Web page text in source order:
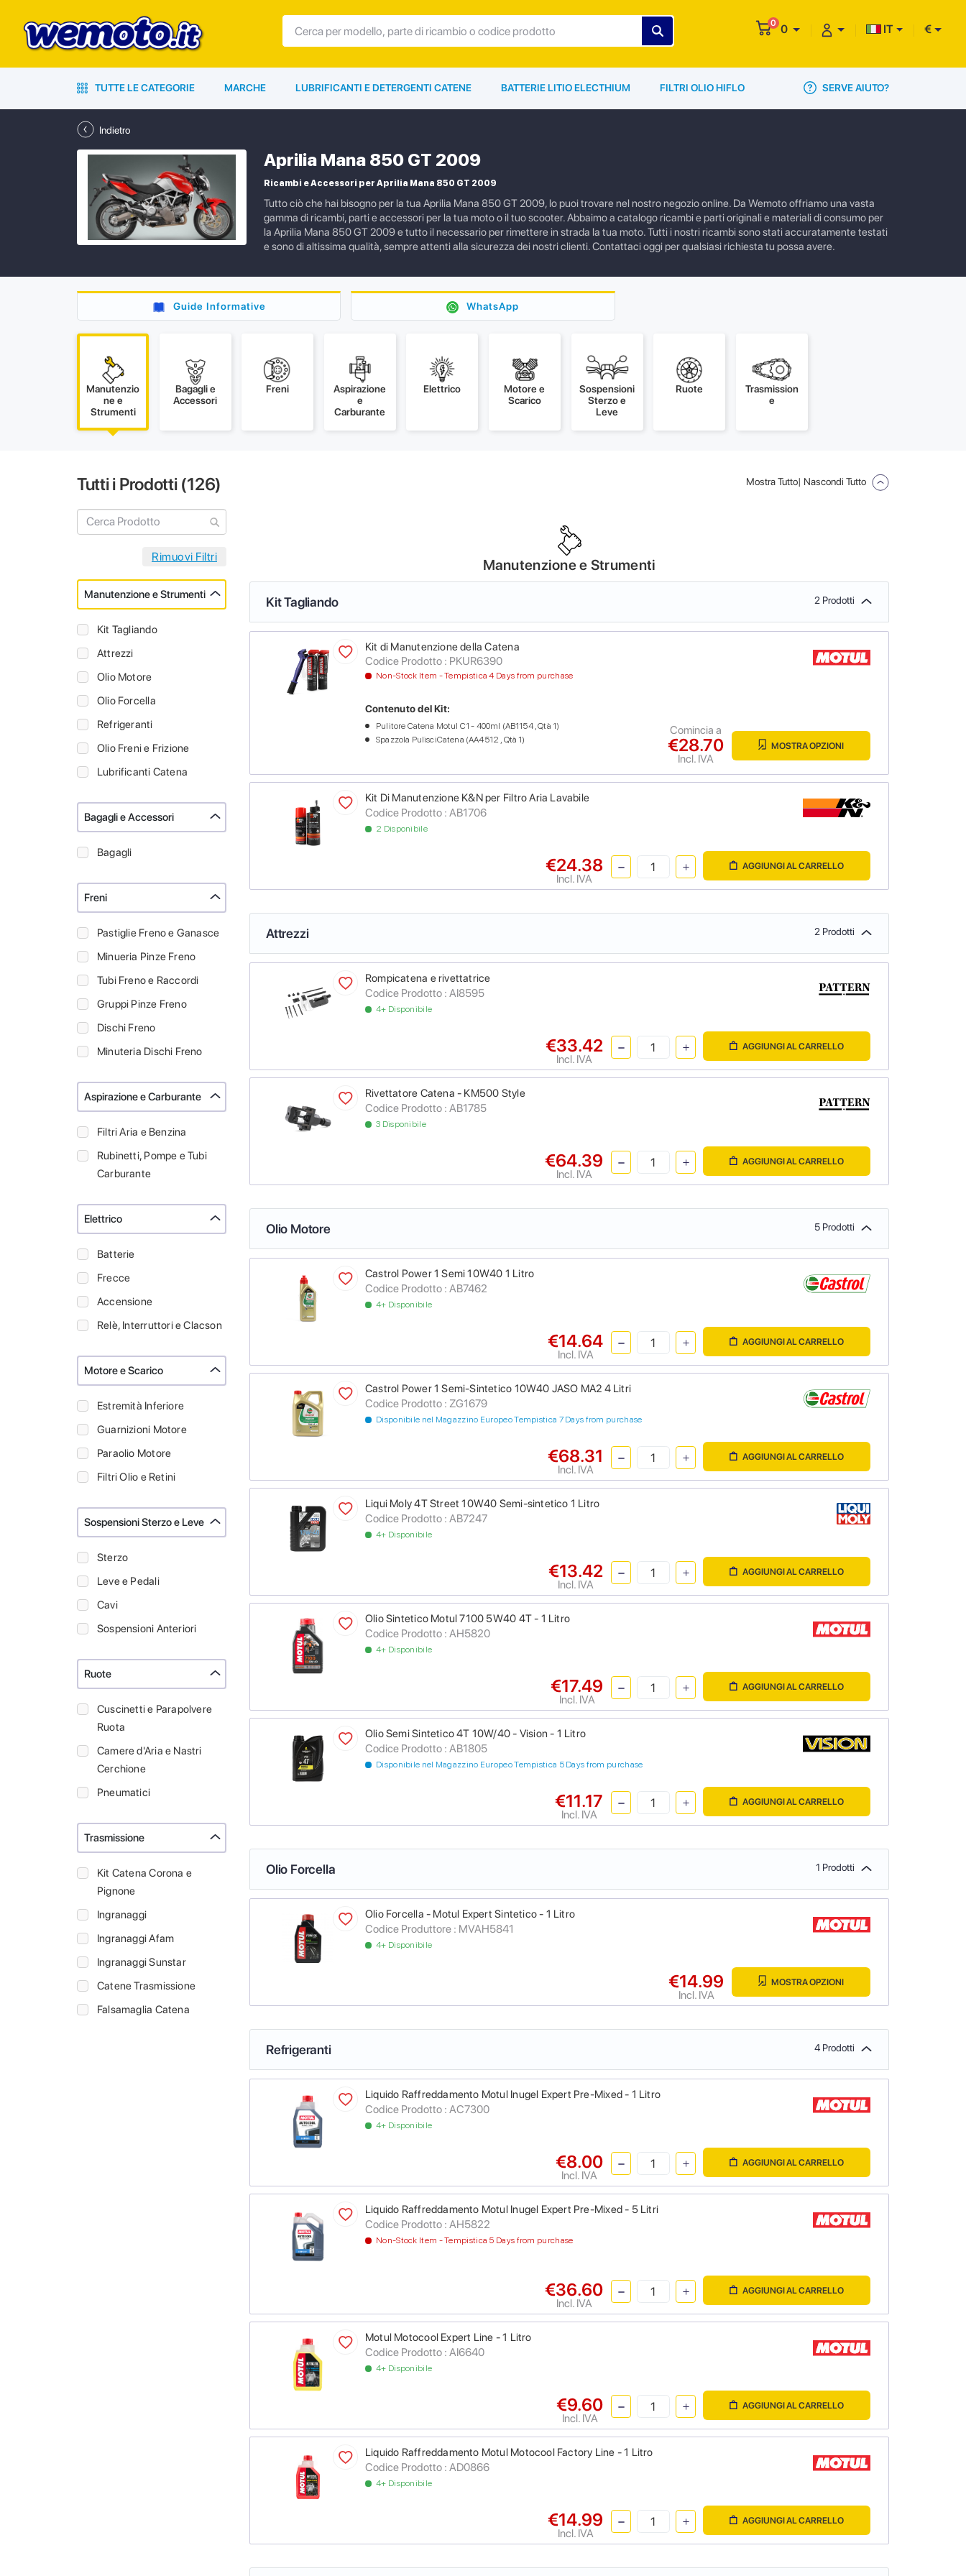
0 0 IT €
TUTTE LE CATEGORIE MARCHE LUBRIFICANTI E DETERGENTI CATENE BATTERIE LITIO ELECTHIUM FILTRI OLIO HIFLO SERVE AIUTO?
Indietro
Aprilia Mana 850 GT 2009
Ricambi e Accessori per Aprilia Mana 850 GT 2009
Tutto ciò che hai bisogno per la tua Aprilia Mana 850 GT 2009, lo puoi trovare nel nostro negozio online. Da Wemoto offriamo una vasta
gamma di ricambi, parti e accessori per la tua moto o il tuo scooter. Abbaimo a catalogo ricambi e parti originali e materiali di consumo per
la Aprilia Mana 850 GT 2009 e tutto il necessario per rimettere in strada la tua moto. Tutti i nostri ricambi sono stati accuratamente testati
e sono di altissima qualità, sempre attenti alla sicurezza dei nostri clienti. Contattaci oggi per qualsiasi richiesta tu possa avere.
Guide Informative WhatsApp
Manutenzio
ne e
Strumenti
Bagagli e
Accessori
Freni
Aspirazione
e
Carburante
Elettrico
Motore e
Scarico
Sospensioni
Sterzo e
Leve
Ruote
Trasmission
e
Tutti i Prodotti (126)
Manutenzione e Strumenti
Kit Tagliando
Attrezzi
Olio Motore
Olio Forcella
Refrigeranti
Olio Freni e Frizione
Lubrificanti Catena
Bagagli e Accessori
Bagagli
Freni
Pastiglie Freno e Ganasce
Minueria Pinze Freno
Tubi Freno e Raccordi
Gruppi Pinze Freno
Dischi Freno
Minuteria Dischi Freno
Aspirazione e Carburante
Filtri Aria e Benzina
Rubinetti, Pompe e Tubi
Carburante
Elettrico
Batterie
Frecce
Accensione
Relè, Interruttori e Clacson
Motore e Scarico
Estremità Inferiore
Guarnizioni Motore
Paraolio Motore
Filtri Olio e Retini
Sospensioni Sterzo e Leve
Sterzo
Leve e Pedali
Cavi
Sospensioni Anteriori
Ruote
Cuscinetti e Parapolvere
Ruota
Camere d'Aria e Nastri
Cerchione
Pneumatici
Trasmissione
Kit Catena Corona e
Pignone
Ingranaggi
Ingranaggi Afam
Ingranaggi Sunstar
Catene Trasmissione
Falsamaglia Catena
Mostra Tutto| Nascondi Tutto
Manutenzione e Strumenti
Kit Tagliando 2 Prodotti
Kit di Manutenzione della Catena
Codice Prodotto : PKUR6390
Non-Stock Item - Tempistica 4 Days from purchase
Contenuto del Kit:
Pulitore Catena Motul C1 - 400ml (AB1154 , Qtà 1)
Spazzola PulisciCatena (AA4512 , Qtà 1)
€28.70
Incl. IVA
Comincia a
MOSTRA OPZIONI
Kit Di Manutenzione K&N per Filtro Aria Lavabile
Codice Prodotto : AB1706
2 Disponibile
€24.38
Incl. IVA
AGGIUNGI AL CARRELLO
Attrezzi 2 Prodotti
Rompicatena e rivettatrice
Codice Prodotto : AI8595
4+ Disponibile
€33.42
Incl. IVA
AGGIUNGI AL CARRELLO
Rivettatore Catena - KM500 Style
Codice Prodotto : AB1785
3 Disponibile
€64.39
Incl. IVA
AGGIUNGI AL CARRELLO
Olio Motore 5 Prodotti
Castrol Power 1 Semi 10W40 1 Litro
Codice Prodotto : AB7462
4+ Disponibile
€14.64
Incl. IVA
AGGIUNGI AL CARRELLO
Castrol Power 1 Semi-Sintetico 10W40 JASO MA2 4 Litri
Codice Prodotto : ZG1679
Disponibile nel Magazzino Europeo Tempistica 7 Days from purchase
€68.31
Incl. IVA
AGGIUNGI AL CARRELLO
Liqui Moly 4T Street 10W40 Semi-sintetico 1 Litro
Codice Prodotto : AB7247
4+ Disponibile
€13.42
Incl. IVA
AGGIUNGI AL CARRELLO
Olio Sintetico Motul 7100 5W40 4T - 1 Litro
Codice Prodotto : AH5820
4+ Disponibile
€17.49
Incl. IVA
AGGIUNGI AL CARRELLO
Olio Semi Sintetico 4T 10W/40 - Vision - 1 Litro
Codice Prodotto : AB1805
Disponibile nel Magazzino Europeo Tempistica 5 Days from purchase
€11.17
Incl. IVA
AGGIUNGI AL CARRELLO
Olio Forcella 1 Prodotti
Olio Forcella - Motul Expert Sintetico - 1 Litro
Codice Produttore : MVAH5841
4+ Disponibile
€14.99
Incl. IVA
MOSTRA OPZIONI
Refrigeranti 4 Prodotti
Liquido Raffreddamento Motul Inugel Expert Pre-Mixed - 1 Litro
Codice Prodotto : AC7300
4+ Disponibile
€8.00
Incl. IVA
AGGIUNGI AL CARRELLO
Liquido Raffreddamento Motul Inugel Expert Pre-Mixed - 5 Litri
Codice Prodotto : AH5822
Non-Stock Item - Tempistica 5 Days from purchase
€36.60
Incl. IVA
AGGIUNGI AL CARRELLO
Motul Motocool Expert Line - 1 Litro
Codice Prodotto : AI6640
4+ Disponibile
€9.60
Incl. IVA
AGGIUNGI AL CARRELLO
Liquido Raffreddamento Motul Motocool Factory Line - 1 Litro
Codice Prodotto : AD0866
4+ Disponibile
€14.99
Incl. IVA
AGGIUNGI AL CARRELLO